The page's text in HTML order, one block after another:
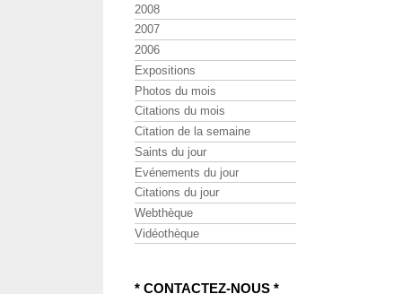
2008
2007
2006
Expositions
Photos du mois
Citations du mois
Citation de la semaine
Saints du jour
Evénements du jour
Citations du jour
Webthèque
Vidéothèque
* CONTACTEZ-NOUS *